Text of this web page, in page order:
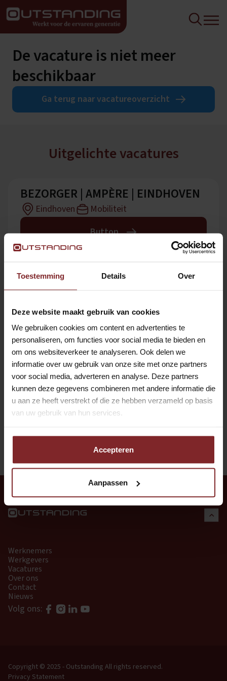
Toestemming Details Over
Deze website maakt gebruik van cookies
We gebruiken cookies om content en advertenties te
personaliseren, om functies voor social media te bieden en
om ons websiteverkeer te analyseren. Ook delen we
informatie over uw gebruik van onze site met onze partners
voor social media, adverteren en analyse. Deze partners
kunnen deze gegevens combineren met andere informatie die
u aan ze heeft verstrekt of die ze hebben verzameld op basis
van uw gebruik van hun services.
Accepteren
Aanpassen
De vacature is niet meer
beschikbaar
Ga terug naar vacatureoverzicht
Uitgelichte vacatures
BEZORGER | AMPÈRE | EINDHOVEN
Eindhoven
Mobiliteit
Button
BODE / FACILITAIR MEDEWERKER |
LELYSTAD | VOOR DE ERVAREN
Lelystad
Hospitality
Button
CATERINGKOERIER LOOF
AMSTERDAM
Weesp
Hospitality
Werknemers
Werkgevers
Vacatures
Over ons
Contact
Nieuws
Volg ons:
Copyright © 2025 - Outstanding All rights reserved.
Privacy Statement